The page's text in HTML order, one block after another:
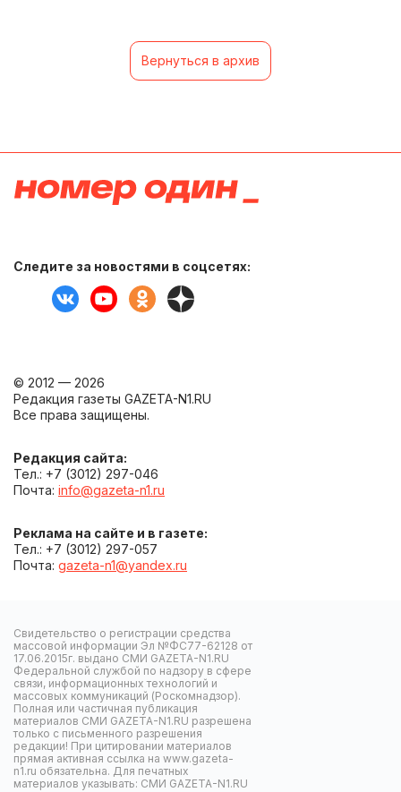
Вернуться в архив
Следите за новостями в соцсетях:
© 2012 — 2026
Редакция газеты GAZETA-N1.RU
Все права защищены.
Редакция сайта:
Тел.: +7 (3012) 297-046
Почта: info@gazeta-n1.ru
Реклама на сайте и в газете:
Тел.: +7 (3012) 297-057
Почта: gazeta-n1@yandex.ru
Свидетельство о регистрации средства
массовой информации Эл №ФС77-62128 от
17.06.2015г. выдано СМИ GAZETA-N1.RU
Федеральной службой по надзору в сфере
связи, информационных технологий и
массовых коммуникаций (Роскомнадзор).
Полная или частичная публикация
материалов СМИ GAZETA-N1.RU разрешена
только с письменного разрешения
редакции! При цитировании материалов
прямая активная ссылка на www.gazeta-
n1.ru обязательна. Для печатных
материалов указывать: СМИ GAZETA-N1.RU